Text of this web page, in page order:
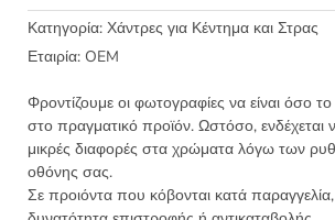
ίσιο
μακαρόνι
στρογγυλό
50γρ.
ποσότητα
Κατηγορία: Χάντρες για Κέντημα και Στρας
Εταιρία: OEM
Φροντίζουμε οι φωτογραφίες να είναι όσο
στο πραγματικό προϊόν. Ωστόσο,
μικρές διαφορές στα χρώματα λόγω των
οθόνης σας.
Σε προιόντα που κόβονται κατά